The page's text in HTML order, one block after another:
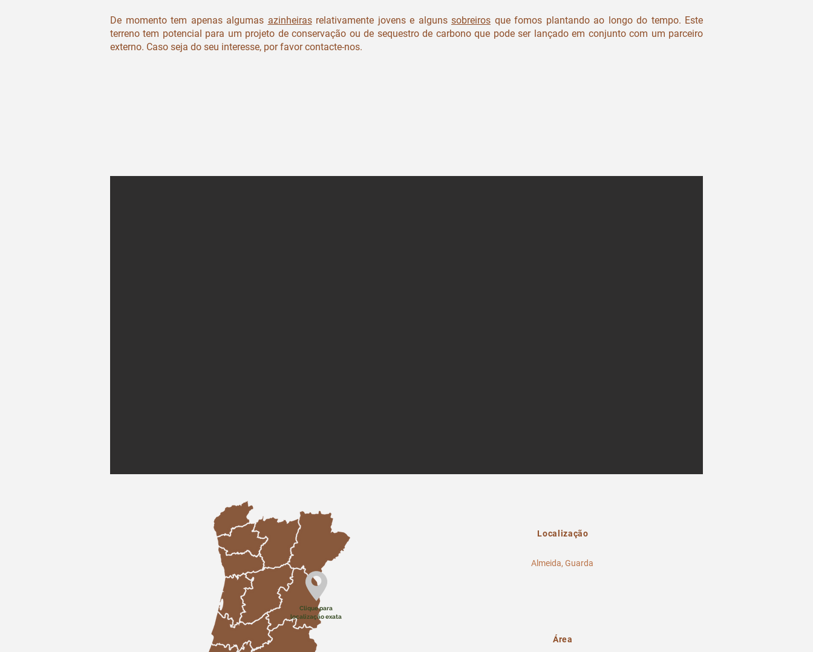
De momento tem apenas algumas azinheirasrelativamente jovens e alguns sobreiros que fomos plantando ao longo do tempo. Este
terreno tem potencial para um projeto de conservação ou de sequestro de carbono que pode ser lançado em conjunto com um parceiro
externo. Caso seja do seu interesse, por favor contacte-nos.
Clique para
localização exata
Localização
Almeida, Guarda
Área